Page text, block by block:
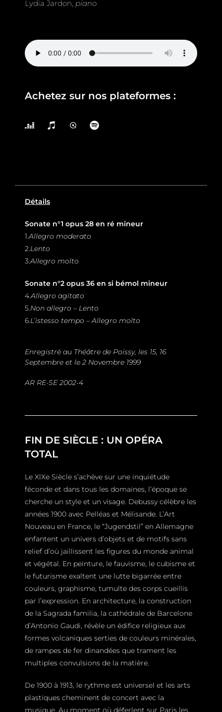
Lydia Jardon, piano
Achetez sur nos plateformes :
Détails
Sonate n°1 opus 28 en ré mineur
1.Allegro moderato
2.Lento
3.Allegro molto
Sonate n°2 opus 36 en si bémol mineur
4.Allegro agitato
5.Non allegro – Lento
6.L’istesso tempo – Allegro molto
Enregistré au Théâtre de Poissy, les 15, 16
Septembre et le 2 Novembre 1999
AR RE-SE 2002-4
FIN DE SIÈCLE : UN OPÉRA
TOTAL
Le XlXe Siècle s’achève sur une inquiétude
féconde et dans tous les domaines, l’époque se
cherche un style et un visage. Debussy célèbre les
années 1900 avec Pelléas et Mélisande. L’Art
Nouveau en France, le “Jugendstil” en Allemagne
enfantent un univers d’objets et de motifs sans
relief d’où jaillissent les figures du monde animal
et végétal. En peinture, le fauvisme, le cubisme et
le futurisme exaltent une lutte bigarrée entre
couleurs, graphisme, tumulte des corps cueillis
par l’expression. En architecture, la construction
de la Sagrada familia, la cathédrale de Barcelone
d’Antonio Gaudi, révèle un édifice religieux aux
formes volcaniques serties de couleurs minérales,
de rampes de fer dinandées que trament les
multiples convulsions de la matière.
De 1900 à 1913, le rythme est universel et les arts
plastiques cheminent de concert avec la
musique. Au moment où déferlent sur Paris les